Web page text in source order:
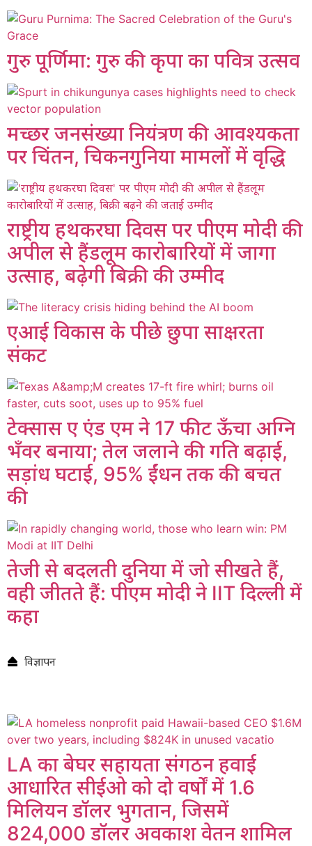
गुरु पूर्णिमा: गुरु की कृपा का पवित्र उत्सव
मच्छर जनसंख्या नियंत्रण की आवश्यकता
पर चिंतन, चिकनगुनिया मामलों में वृद्धि
राष्ट्रीय हथकरघा दिवस पर पीएम मोदी की
अपील से हैंडलूम कारोबारियों में जागा
उत्साह, बढ़ेगी बिक्री की उम्मीद
एआई विकास के पीछे छुपा साक्षरता
संकट
टेक्सास ए एंड एम ने 17 फीट ऊँचा अग्नि
भँवर बनाया; तेल जलाने की गति बढ़ाई,
सड़ांध घटाई, 95% ईंधन तक की बचत
की
तेजी से बदलती दुनिया में जो सीखते हैं,
वही जीतते हैं: पीएम मोदी ने IIT दिल्ली में
कहा
विज्ञापन
LA का बेघर सहायता संगठन हवाई
आधारित सीईओ को दो वर्षों में 1.6
मिलियन डॉलर भुगतान, जिसमें
824,000 डॉलर अवकाश वेतन शामिल